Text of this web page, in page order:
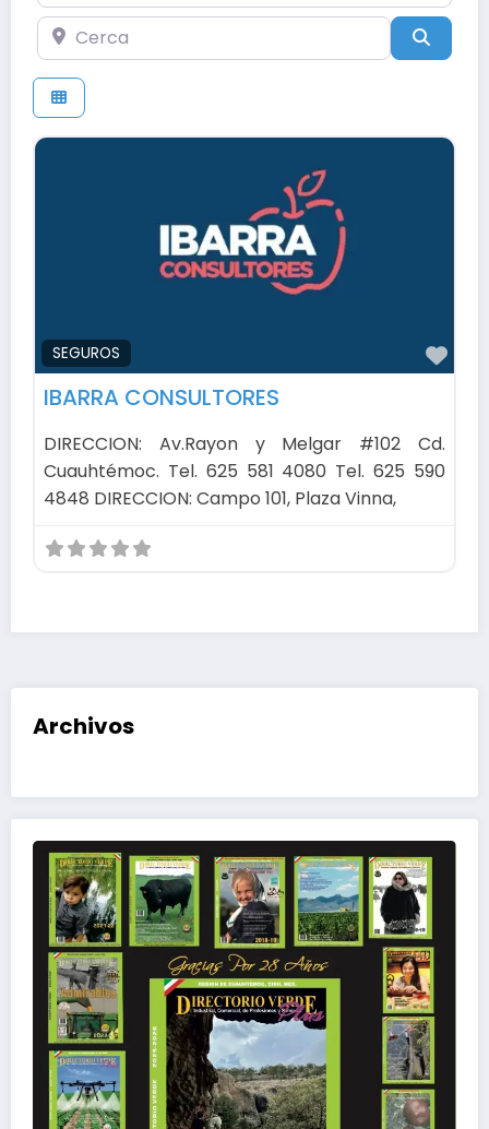
Cerca
SEGUROS
IBARRA CONSULTORES
DIRECCION: Av.Rayon y Melgar #102 Cd.
Cuauhtémoc. Tel. 625 581 4080 Tel. 625 590
4848 DIRECCION: Campo 101, Plaza Vinna,
Archivos